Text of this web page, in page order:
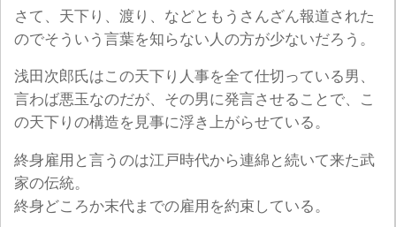
さて、天下り、渡り、などともうさんざん報道された
のでそういう言葉を知らない人の方が少ないだろう。
浅田次郎氏はこの天下り人事を全て仕切っている男、
言わば悪玉なのだが、その男に発言させることで、こ
の天下りの構造を見事に浮き上がらせている。
終身雇用と言うのは江戸時代から連綿と続いて来た武
家の伝統。
終身どころか末代までの雇用を約束している。